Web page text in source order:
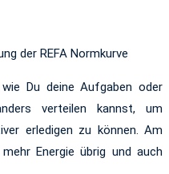
der REFA Normkurve
wie Du deine Aufgaben oder
verteilen kannst, um
erledigen zu können. Am
Energie übrig und auch